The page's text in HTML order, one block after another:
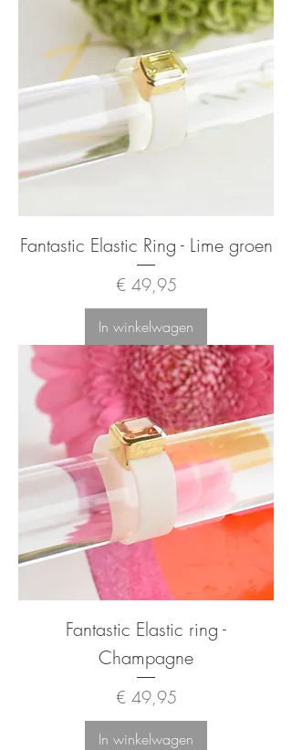
Fantastic Elastic Ring - Lime groen
Prijs
€ 49,95
In winkelwagen
Fantastic Elastic ring -
Champagne
Prijs
€ 49,95
In winkelwagen